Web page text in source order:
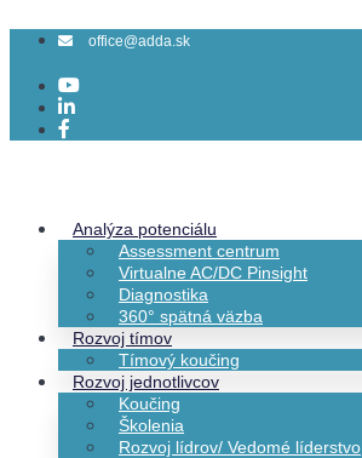
office@adda.sk
Analýza potenciálu
Assessment centrum
Virtualne AC/DC Pinsight
Diagnostika
360° spätná väzba
Rozvoj tímov
Tímový koučing
Rozvoj jednotlivcov
Koučing
Školenia
Rozvoj lídrov/ Vedomé líderstvo